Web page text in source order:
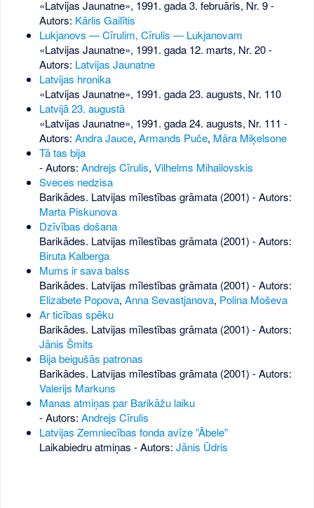
«Latvijas Jaunatne», 1991. gada 3. februāris, Nr. 9-
Autors: Kārlis Gailītis
Lukjanovs — Cīrulim, Cīrulis — Lukjanovam
«Latvijas Jaunatne», 1991. gada 12. marts, Nr. 20-
Autors: Latvijas Jaunatne
Latvijas hronika
«Latvijas Jaunatne», 1991. gada 23. augusts, Nr. 110
Latvijā 23. augustā
«Latvijas Jaunatne», 1991. gada 24. augusts, Nr. 111 -
Autors: Andra Jauce, Armands Puče, Māra Miķelsone
Tā tas bija
- Autors: Andrejs Cīrulis, Vilhelms Mihailovskis
Sveces nedzisa
Barikādes. Latvijas mīlestības grāmata (2001) - Autors:
Marta Piskunova
Dzīvības došana
Barikādes. Latvijas mīlestības grāmata (2001) - Autors:
Biruta Kalberga
Mums ir sava balss
Barikādes. Latvijas mīlestības grāmata (2001) - Autors:
Elizabete Popova, Anna Sevastjanova, Polina Moševa
Ar ticības spēku
Barikādes. Latvijas mīlestības grāmata (2001) - Autors:
Jānis Šmits
Bija beigušās patronas
Barikādes. Latvijas mīlestības grāmata (2001) - Autors:
Valerijs Markuns
Manas atmiņas par Barikāžu laiku
- Autors: Andrejs Cīrulis
Latvijas Zemniecības fonda avīze ”Ābele”
Laikabiedru atmiņas - Autors: Jānis Ūdris